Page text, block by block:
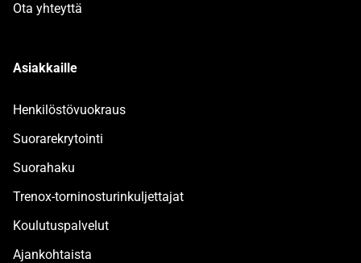
Ota yhteyttä
Asiakkaille
Henkilöstövuokraus
Suorarekrytointi
Suorahaku
Trenox-torninosturinkuljettajat
Koulutuspalvelut
Ajankohtaista